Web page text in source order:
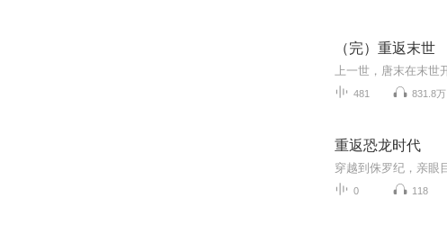
（完）重返末世
481 831.8万
重返恐龙时代
0 118